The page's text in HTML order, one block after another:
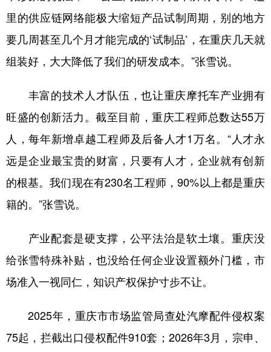
里的供应链网络能极大缩短产品试制周期，别的地方
要几周甚至几个月才能完成的‘试制品’，在重庆几天就
组装好，大大降低了我们的研发成本。”张雪说。
丰富的技术人才队伍，也让重庆摩托车产业拥有
旺盛的创新活力。截至目前，重庆工程师总数达55万
人，每年新增卓越工程师及后备人才1万名。“人才永
远是企业最宝贵的财富，只要有人才，企业就有创新
的根基。我们现在有230名工程师，90%以上都是重庆
籍的。”张雪说。
产业配套是硬支撑，公平法治是软土壤。重庆没
给张雪特殊补贴，也没给任何企业设置额外门槛，市
场准入一视同仁，知识产权保护寸步不让。
2025年，重庆市市场监管局查处汽摩配件侵权案
75起，拦截出口侵权配件910套；2026年3月，宗申、